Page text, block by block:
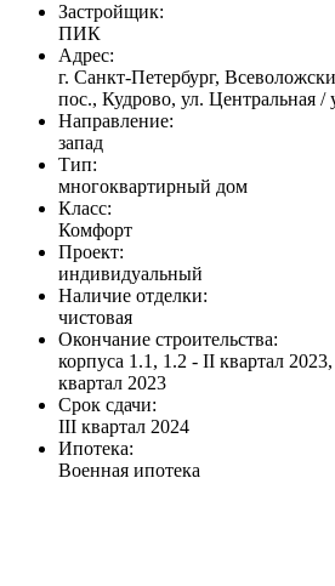
Застройщик:
ПИК
Адрес:
г. Санкт-Петербург,
пос., Кудрово, ул. Центральная /
Направление:
запад
Тип:
многоквартирный дом
Класс:
Комфорт
Проект:
индивидуальный
Наличие отделки:
чистовая
Окончание строительства:
корпуса 1.1, 1.2 - II квартал
квартал 2023
Срок сдачи:
III квартал 2024
Ипотека:
Военная ипотека